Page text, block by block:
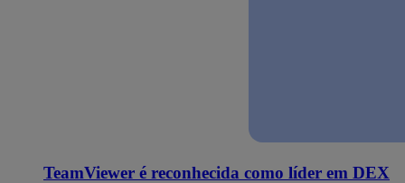
TeamViewer é reconhecida como líder em DEX